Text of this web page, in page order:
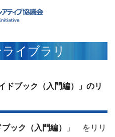
イブラリ
ドブック（入門編）」のリ
ック（入門編）
」 をリリ